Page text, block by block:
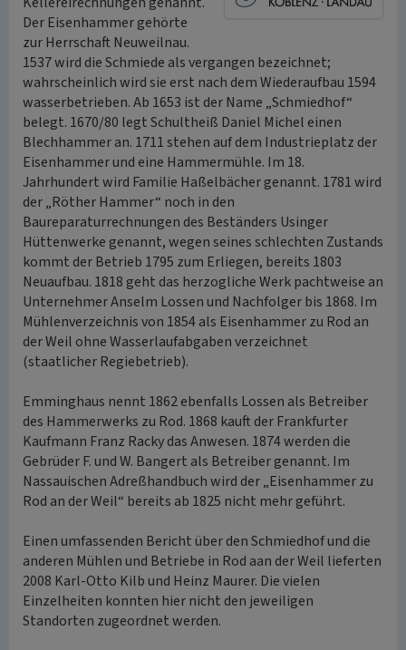
Der Eisenhammer gehörte
zur Herrschaft Neuweilnau.
1537 wird die Schmiede als vergangen bezeichnet;
wahrscheinlich wird sie erst nach dem Wiederaufbau 1594
wasserbetrieben. Ab 1653 ist der Name „Schmiedhof“
belegt. 1670/80 legt Schultheiß Daniel Michel einen
Blechhammer an. 1711 stehen auf dem Industrieplatz der
Eisenhammer und eine Hammermühle. Im 18.
Jahrhundert wird Familie Haßelbächer genannt. 1781 wird
der „Röther Hammer“ noch in den
Baureparaturrechnungen des Beständers Usinger
Hüttenwerke genannt, wegen seines schlechten Zustands
kommt der Betrieb 1795 zum Erliegen, bereits 1803
Neuaufbau. 1818 geht das herzogliche Werk pachtweise an
Unternehmer Anselm Lossen und Nachfolger bis 1868. Im
Mühlenverzeichnis von 1854 als Eisenhammer zu Rod an
der Weil ohne Wasserlaufabgaben verzeichnet
(staatlicher Regiebetrieb).
Emminghaus nennt 1862 ebenfalls Lossen als Betreiber
des Hammerwerks zu Rod. 1868 kauft der Frankfurter
Kaufmann Franz Racky das Anwesen. 1874 werden die
Gebrüder F. und W. Bangert als Betreiber genannt. Im
Nassauischen Adreßhandbuch wird der „Eisenhammer zu
Rod an der Weil“ bereits ab 1825 nicht mehr geführt.
Einen umfassenden Bericht über den Schmiedhof und die
anderen Mühlen und Betriebe in Rod aan der Weil lieferten
2008 Karl-Otto Kilb und Heinz Maurer. Die vielen
Einzelheiten konnten hier nicht den jeweiligen
Standorten zugeordnet werden.